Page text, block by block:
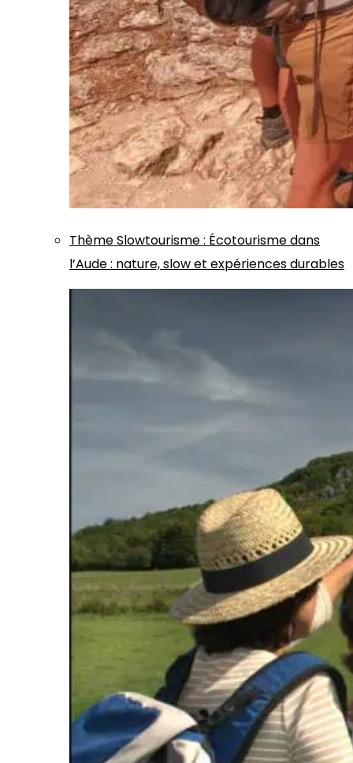
ThèmeSlowtourisme: Écotourisme dans
l’Aude : nature, slow et expériences durables